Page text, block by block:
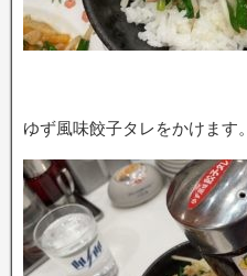
ゆず風味餃子タレをかけます。